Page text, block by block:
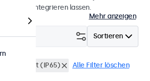
integrieren lassen.
Mehr anzeigen
Sortieren
Staubdicht (IP65) Alle Filter löschen